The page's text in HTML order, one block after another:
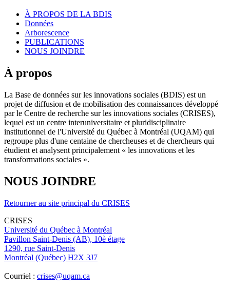
À PROPOS DE LA BDIS
Données
Arborescence
PUBLICATIONS
NOUS JOINDRE
À propos
La Base de données sur les innovations sociales (BDIS) est un
projet de diffusion et de mobilisation des connaissances développé
par le Centre de recherche sur les innovations sociales (CRISES),
lequel est un centre interuniversitaire et pluridisciplinaire
institutionnel de l'Université du Québec à Montréal (UQAM) qui
regroupe plus d'une centaine de chercheuses et de chercheurs qui
étudient et analysent principalement « les innovations et les
transformations sociales ».
NOUS JOINDRE
Retourner au site principal du CRISES
CRISES
Université du Québec à Montréal
Pavillon Saint-Denis (AB), 10è étage
1290, rue Saint-Denis
Montréal (Québec) H2X 3J7
Courriel : crises@uqam.ca